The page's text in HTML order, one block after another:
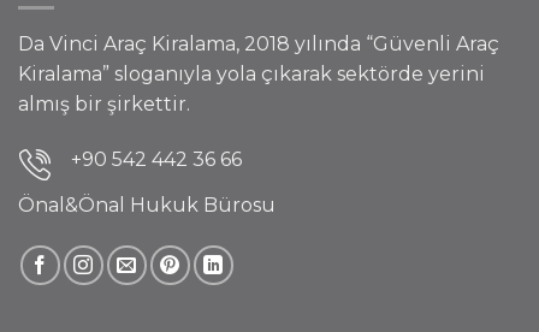
Da Vinci Araç Kiralama, 2018 yılında “Güvenli Araç
Kiralama” sloganıyla yola çıkarak sektörde yerini
almış bir şirkettir.
+90 542 442 36 66
Önal&Önal Hukuk Bürosu